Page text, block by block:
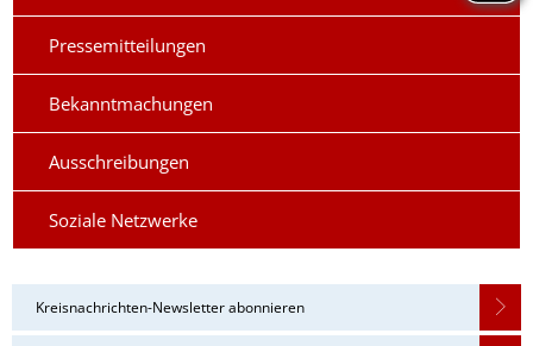
Pressemitteilungen
Bekanntmachungen
Ausschreibungen
Soziale Netzwerke
Kreisnachrichten-Newsletter abonnieren